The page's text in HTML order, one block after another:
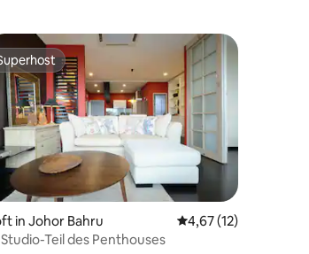
Bewertung: 5 von 5, 23 Bewertungen
in Johor Bahru Durchschnittliche
4,67 (12)
Teil des Penthouses